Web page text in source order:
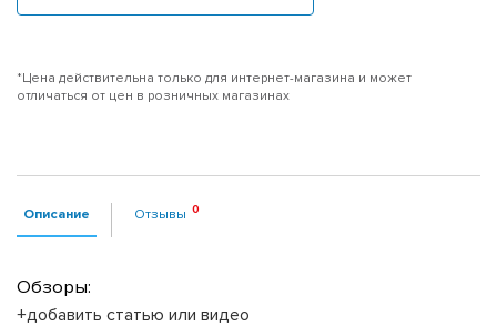
*Цена действительна только для интернет-магазина и может
отличаться от цен в розничных магазинах
Описание Отзывы
Обзоры:
+добавить статью или видео